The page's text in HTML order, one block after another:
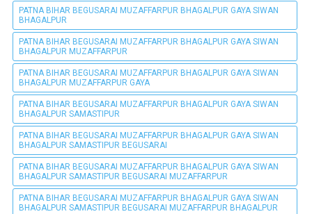
PATNA BIHAR BEGUSARAI MUZAFFARPUR BHAGALPUR GAYA SIWAN
BHAGALPUR
PATNA BIHAR BEGUSARAI MUZAFFARPUR BHAGALPUR GAYA SIWAN
BHAGALPUR MUZAFFARPUR
PATNA BIHAR BEGUSARAI MUZAFFARPUR BHAGALPUR GAYA SIWAN
BHAGALPUR MUZAFFARPUR GAYA
PATNA BIHAR BEGUSARAI MUZAFFARPUR BHAGALPUR GAYA SIWAN
BHAGALPUR SAMASTIPUR
PATNA BIHAR BEGUSARAI MUZAFFARPUR BHAGALPUR GAYA SIWAN
BHAGALPUR SAMASTIPUR BEGUSARAI
PATNA BIHAR BEGUSARAI MUZAFFARPUR BHAGALPUR GAYA SIWAN
BHAGALPUR SAMASTIPUR BEGUSARAI MUZAFFARPUR
PATNA BIHAR BEGUSARAI MUZAFFARPUR BHAGALPUR GAYA SIWAN
BHAGALPUR SAMASTIPUR BEGUSARAI MUZAFFARPUR BHAGALPUR